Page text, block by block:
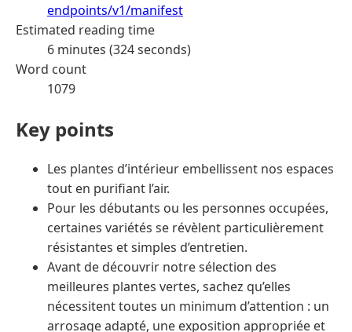
endpoints/v1/manifest
Estimated reading time
6 minutes (324 seconds)
Word count
1079
Key points
Les plantes d’intérieur embellissent nos espaces
tout en purifiant l’air.
Pour les débutants ou les personnes occupées,
certaines variétés se révèlent particulièrement
résistantes et simples d’entretien.
Avant de découvrir notre sélection des
meilleures plantes vertes, sachez qu’elles
nécessitent toutes un minimum d’attention : un
arrosage adapté, une exposition appropriée et